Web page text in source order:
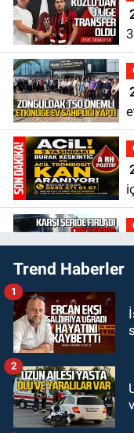
Trend Haberler
1
2